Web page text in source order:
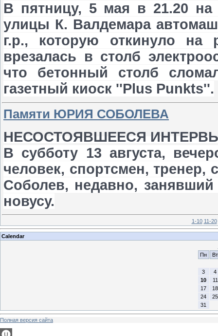
В пятницу, 5 мая в 21.20 на
улицы К. Валдемара
г.р., которую откинуло на
врезалась в столб
что бетонный столб
газетный киоск ''Plus Punkts''.
Памяти ЮРИЯ СОБОЛЕВА
НЕСОСТОЯВШЕЕСЯ
В субботу 13 августа,
человек, спортсмен, тренер,
Соболев, недавно,
новусу.
1-10 11-20
Calendar
Пн
Вт
3
4
10
11
17
18
24
25
31
Полная версия сайта